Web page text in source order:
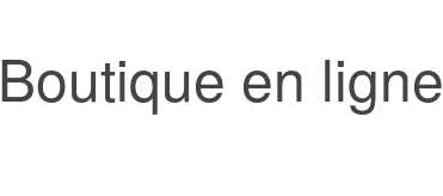
Boutique en ligne